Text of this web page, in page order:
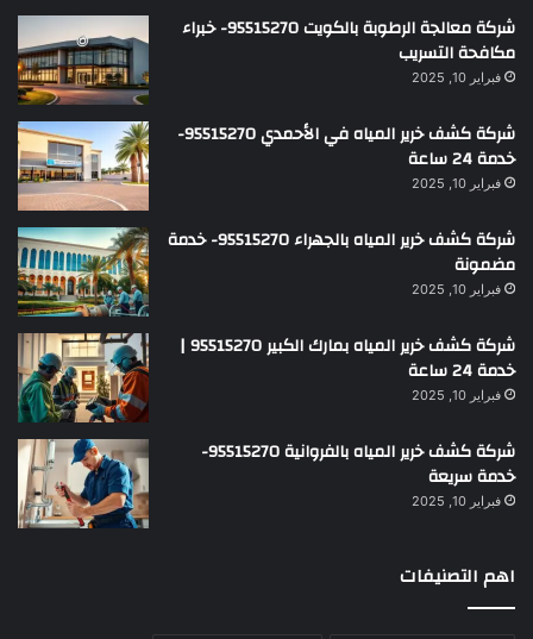
شركة معالجة الرطوبة بالكويت 95515270- خبراء
مكافحة التسريب
فبراير 10, 2025
شركة كشف خرير المياه في الأحمدي 95515270-
خدمة 24 ساعة
فبراير 10, 2025
شركة كشف خرير المياه بالجهراء 95515270- خدمة
مضمونة
فبراير 10, 2025
شركة كشف خرير المياه بمارك الكبير 95515270 |
خدمة 24 ساعة
فبراير 10, 2025
شركة كشف خرير المياه بالفروانية 95515270-
خدمة سريعة
فبراير 10, 2025
اهم التصنيفات